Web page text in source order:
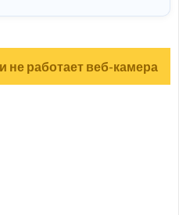
не работает веб-камера